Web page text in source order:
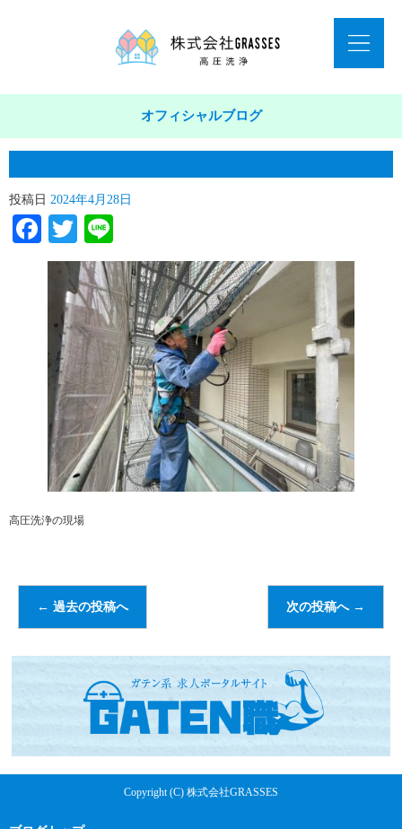
オフィシャルブログ
投稿日 2024年4月28日
Facebook
Twitter
高圧洗浄の現場
← 過去の投稿へ 次の投稿へ →
Copyright (C) 株式会社GRASSES